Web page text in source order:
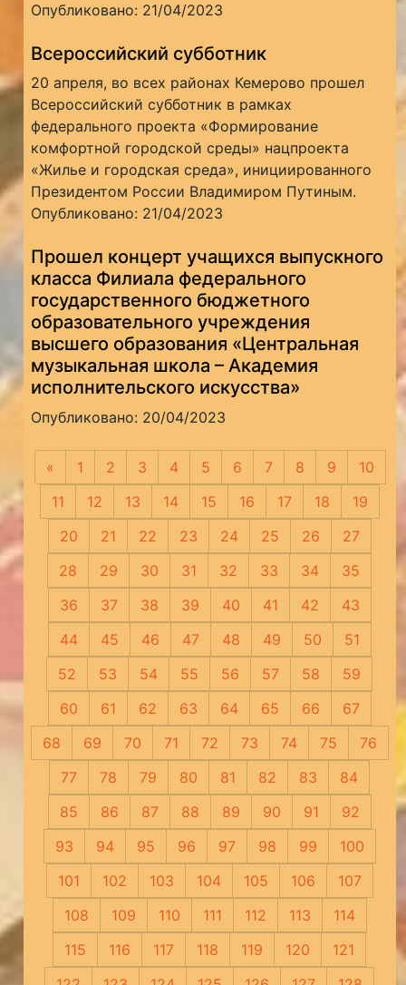
Опубликовано: 21/04/2023
Всероссийский субботник
20 апреля, во всех районах Кемерово прошел
Всероссийский субботник в рамках
федерального проекта «Формирование
комфортной городской среды» нацпроекта
«Жилье и городская среда», инициированного
Президентом России Владимиром Путиным.
Опубликовано: 21/04/2023
Прошел концерт учащихся выпускного
класса Филиала федерального
государственного бюджетного
образовательного учреждения
высшего образования «Центральная
музыкальная школа – Академия
исполнительского искусства»
Опубликовано: 20/04/2023
« Предыдущая
1 2 3 4 5 6 7 8 9
10
11
12 13 14 15 16 17 18
19
20
21 22 23 24 25 26
27
28
29 30 31 32 33 34
35
36
37 38 39 40 41 42
43
44
45 46 47 48 49 50
51
52
53 54 55 56 57 58
59
60
61 62 63 64 65 66
67
68
69 70 71 72 73 74 75
76
77
78 79 80 81 82 83
84
85
86 87 88 89 90 91
92
93
94 95 96 97 98 99
100
101
102 103 104 105 106
107
108
109 110 111 112 113
114
115
116 117 118 119 120
121